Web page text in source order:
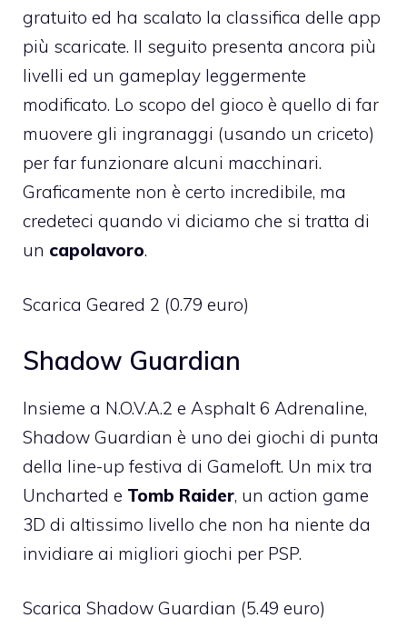
gratuito ed ha scalato la classifica delle app
più scaricate. Il seguito presenta ancora più
livelli ed un gameplay leggermente
modificato. Lo scopo del gioco è quello di far
muovere gli ingranaggi (usando un criceto)
per far funzionare alcuni macchinari.
Graficamente non è certo incredibile, ma
credeteci quando vi diciamo che si tratta di
un capolavoro.
Scarica Geared 2 (0.79 euro)
Shadow Guardian
Insieme a N.O.V.A.2 e Asphalt 6 Adrenaline,
Shadow Guardian è uno dei giochi di punta
della line-up festiva di Gameloft. Un mix tra
Uncharted e Tomb Raider, un action game
3D di altissimo livello che non ha niente da
invidiare ai migliori giochi per PSP.
Scarica Shadow Guardian (5.49 euro)